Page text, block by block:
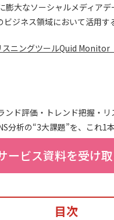
膨大なソーシャルメディア
ビジネス領域において活用す
スニングツールQuid Monitor
ンド評価・トレンド把握・リ
分析の“3大課題”を、これ1
ービス資料を受け
目次